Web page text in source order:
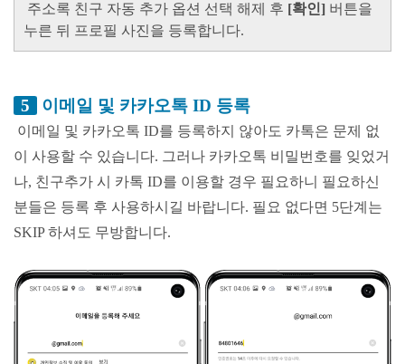
주소록 친구 자동 추가 옵션 선택 해제 후 [확인] 버튼을
누른 뒤 프로필 사진을 등록합니다.
5 이메일 및 카카오톡 ID 등록
이메일 및 카카오톡 ID를 등록하지 않아도 카톡은 문제 없
이 사용할 수 있습니다. 그러나 카카오톡 비밀번호를 잊었거
나, 친구추가 시 카톡 ID를 이용할 경우 필요하니 필요하신
분들은 등록 후 사용하시길 바랍니다. 필요 없다면 5단계는
SKIP 하셔도 무방합니다.